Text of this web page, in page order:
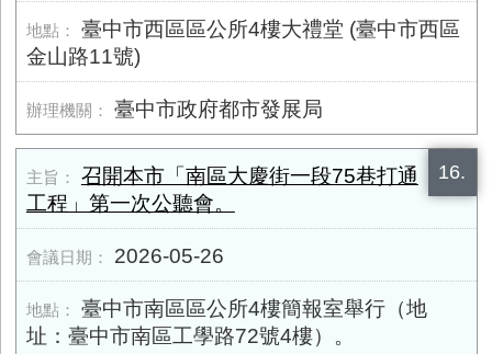
臺中市西區區公所4樓大禮堂 (臺中市西區
金山路11號)
臺中市政府都市發展局
16.
召開本市「南區大慶街一段75巷打通
工程」第一次公聽會。
2026-05-26
臺中市南區區公所4樓簡報室舉行（地
址：臺中市南區工學路72號4樓）。